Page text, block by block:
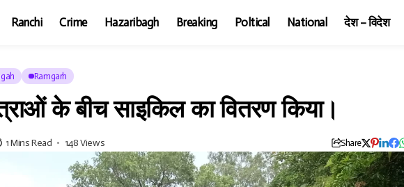
Ranchi Crime Hazaribagh Breaking Poltical National देश – विदेश
Ramgarh
के बीच साइकिल का वितरण किया।
1 Mins Read 148 Views Share